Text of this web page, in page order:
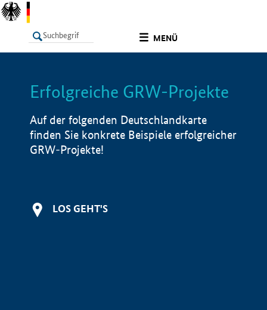
MENÜ
LISTE Info
Erfolgreiche GRW-Projekte
Auf der folgenden Deutschlandkarte
finden Sie konkrete Beispiele erfolgreicher
GRW-Projekte!
LOS GEHT'S